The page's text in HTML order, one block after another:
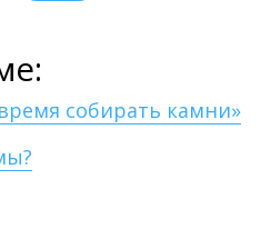
собирать камни»